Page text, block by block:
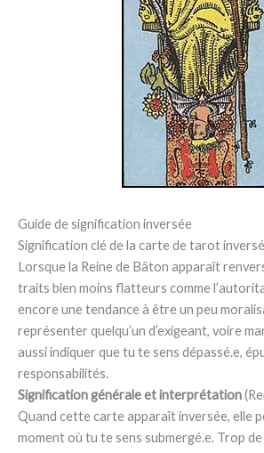
Guide de signification inversée
Signification clé de la carte de tarot
Lorsque la Reine de Bâton apparaît
traits bien moins flatteurs comme
encore une tendance à être un peu
représenter quelqu’un d’exigeant, voire
aussi indiquer que tu te sens dépassé.e,
responsabilités.
Signification générale et interprétation
Quand cette carte apparaît inversée, elle
moment où tu te sens submergé.e. Trop